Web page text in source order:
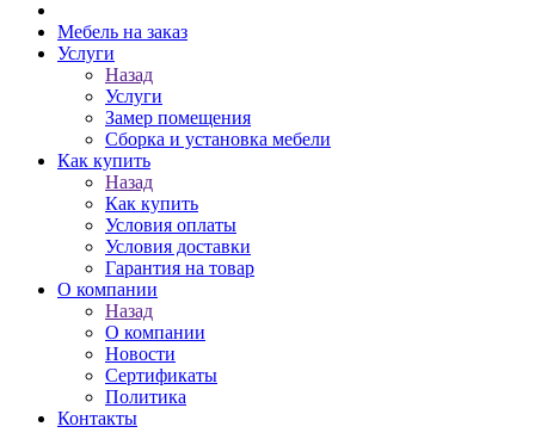
Мебель на заказ
Услуги
Назад
Услуги
Замер помещения
Сборка и установка мебели
Как купить
Назад
Как купить
Условия оплаты
Условия доставки
Гарантия на товар
О компании
Назад
О компании
Новости
Сертификаты
Политика
Контакты